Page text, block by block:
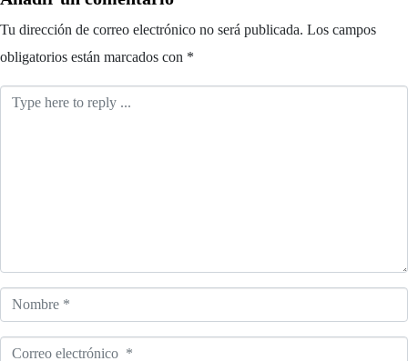
Tu dirección de correo electrónico no será publicada. Los campos
obligatorios están marcados con *
Comentario
Nombre
*
Correo